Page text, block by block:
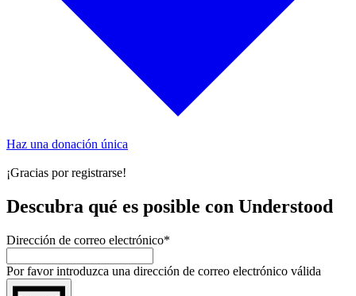
Haz una donación única
¡Gracias por registrarse!
Descubra qué es posible con Understood
Dirección de correo electrónico*
Por favor introduzca una dirección de correo electrónico válida